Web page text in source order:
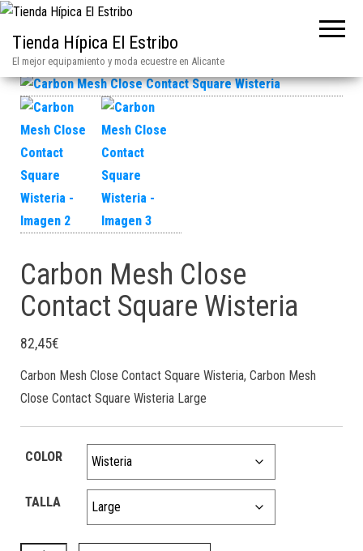
Tienda Hípica El Estribo
El mejor equipamiento y moda ecuestre en Alicante
Carbon Mesh Close
Contact Square Wisteria
82,45€
Carbon Mesh Close Contact Square Wisteria, Carbon Mesh
Close Contact Square Wisteria Large
COLOR
TALLA